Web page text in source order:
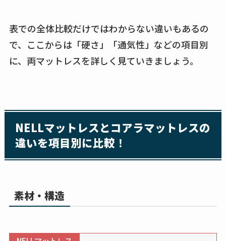
表での全体比較だけではわからない違いもあるの
で、ここからは「硬さ」「通気性」などの項目別
に、両マットレスを詳しく見ていきましょう。
NELLマットレスとコアラマットレスの
違いを項目別に比較 ！
素材・構造